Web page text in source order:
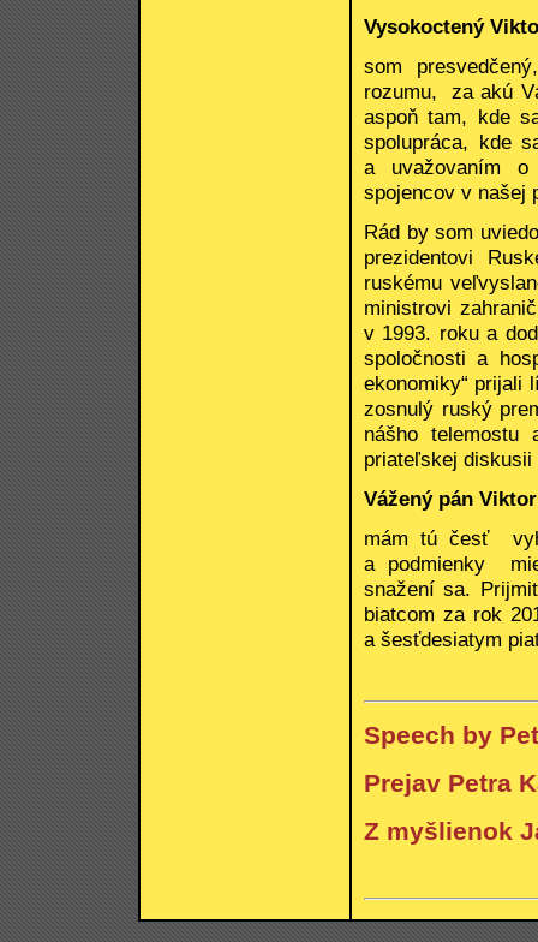
Vysokoctený
som
rozumu, za akú
aspoň tam, kde
spolupráca, kde
a uvažovaním o
spojencov v našej
Rád by som
prezidentovi
ruskému
ministrovi
v 1993. roku a
spoločnosti a
ekonomiky“ prijali
zosnulý ruský
nášho
priateľskej
Vážený pán
mám tú česť
a podmienky
snažení sa.
biatcom za rok
a šesťdesiatym
Speech by
Prejav Petra
Z myšlienok